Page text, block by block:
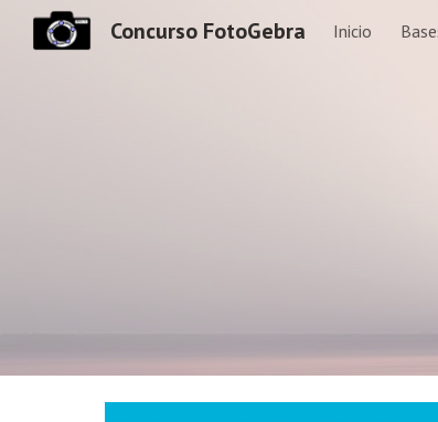
Concurso FotoGebra Inicio